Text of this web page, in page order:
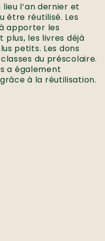
l’an dernier et
être réutilisé. Les
apporter les
plus, les livres déjà
petits. Les dons
du préscolaire.
a également
à la réutilisation.